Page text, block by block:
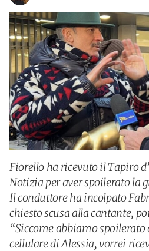
Fiorello ha ricevuto il Tapiro
Notizia per aver spoilerato la
Il conduttore ha incolpato
chiesto scusa alla cantante,
“Siccome abbiamo
cellulare di Alessia, vorrei